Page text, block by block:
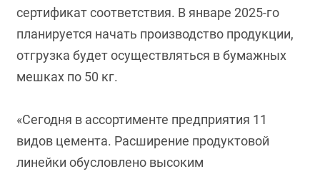
сертификат соответствия. В январе 2025-го
планируется начать производство продукции,
отгрузка будет осуществляться в бумажных
мешках по 50 кг.
«Сегодня в ассортименте предприятия 11
видов цемента. Расширение продуктовой
линейки обусловлено высоким